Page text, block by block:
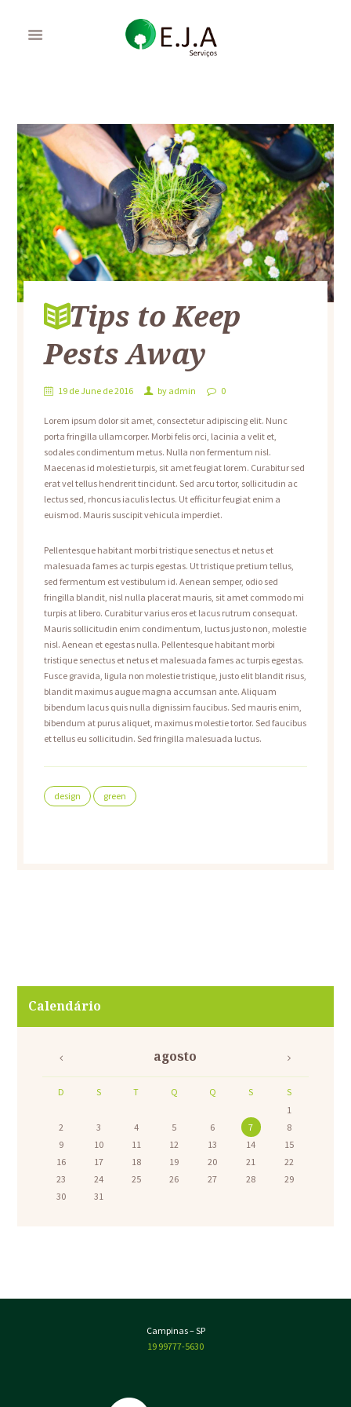
Tips to Keep
Pests Away
19 de June de 2016 by admin 0
Lorem ipsum dolor sit amet, consectetur adipiscing elit. Nunc
porta fringilla ullamcorper. Morbi felis orci, lacinia a velit et,
sodales condimentum metus. Nulla non fermentum nisl.
Maecenas id molestie turpis, sit amet feugiat lorem. Curabitur sed
erat vel tellus hendrerit tincidunt. Sed arcu tortor, sollicitudin ac
lectus sed, rhoncus iaculis lectus. Ut efficitur feugiat enim a
euismod. Mauris suscipit vehicula imperdiet.
Pellentesque habitant morbi tristique senectus et netus et
malesuada fames ac turpis egestas. Ut tristique pretium tellus,
sed fermentum est vestibulum id. Aenean semper, odio sed
fringilla blandit, nisl nulla placerat mauris, sit amet commodo mi
turpis at libero. Curabitur varius eros et lacus rutrum consequat.
Mauris sollicitudin enim condimentum, luctus justo non, molestie
nisl. Aenean et egestas nulla. Pellentesque habitant morbi
tristique senectus et netus et malesuada fames ac turpis egestas.
Fusce gravida, ligula non molestie tristique, justo elit blandit risus,
blandit maximus augue magna accumsan ante. Aliquam
bibendum lacus quis nulla dignissim faucibus. Sed mauris enim,
bibendum at purus aliquet, maximus molestie tortor. Sed faucibus
et tellus eu sollicitudin. Sed fringilla malesuada luctus.
design green
Calendário
agosto
D S T Q Q S
S
1
2
3 4 5 6 7
8
9
10 11 12 13 14
15
16
17 18 19 20 21
22
23
24 25 26 27 28
29
30
31
Campinas – SP
19 99777-5630